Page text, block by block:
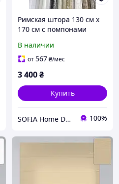
Римская штора 130 см х
170 см с помпонами
В наличии
от567₴/мес
3 400₴
Купить
SOFIA Home Design 100%